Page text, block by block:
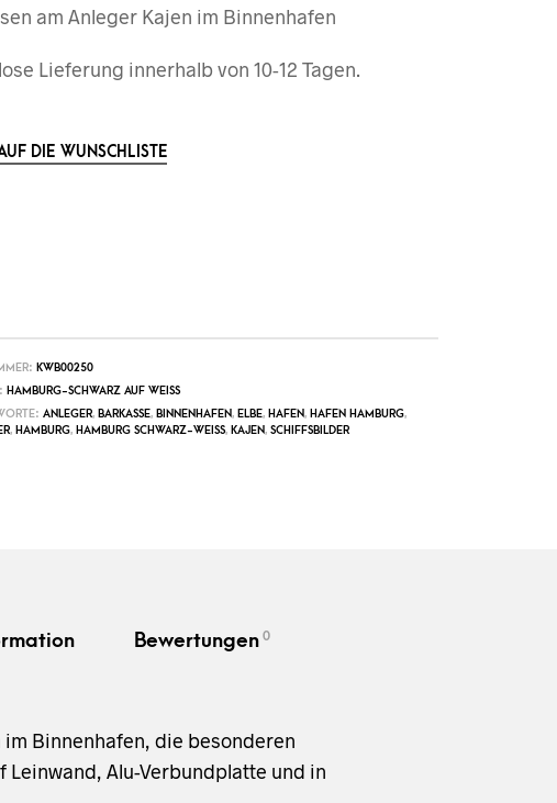
am Anleger Kajen im Binnenhafen
Lieferung innerhalb von 10-12 Tagen.
DIE WUNSCHLISTE
KWB00250
HAMBURG-SCHWARZ AUF WEISS
ANLEGER, BARKASSE, BINNENHAFEN, ELBE, HAFEN, HAFEN HAMBURG,
, HAMBURG, HAMBURG SCHWARZ-WEISS, KAJEN, SCHIFFSBILDER
Bewertungen 0
Binnenhafen, die besonderen
Leinwand, Alu-Verbundplatte und in